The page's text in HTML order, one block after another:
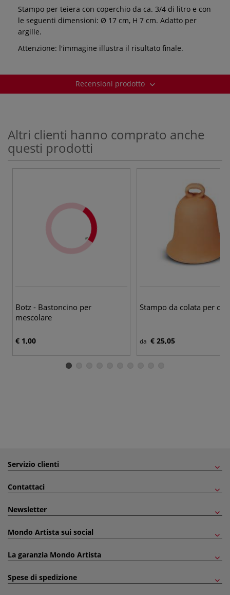
Stampo per teiera con coperchio da ca. 3/4 di litro e con
le seguenti dimensioni: Ø 17 cm, H 7 cm. Adatto per
argille.
Attenzione: l'immagine illustra il risultato finale.
Recensioni prodotto
Altri clienti hanno comprato anche
questi prodotti
Botz - Bastoncino per
mescolare
€ 1,00
Stampo da colata per
da € 25,05
Servizio clienti
Contattaci
Newsletter
Mondo Artista sui social
La garanzia Mondo Artista
Spese di spedizione